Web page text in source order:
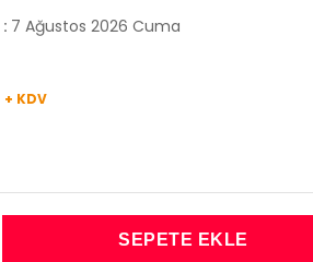
: 7 Ağustos 2026 Cuma
+ KDV